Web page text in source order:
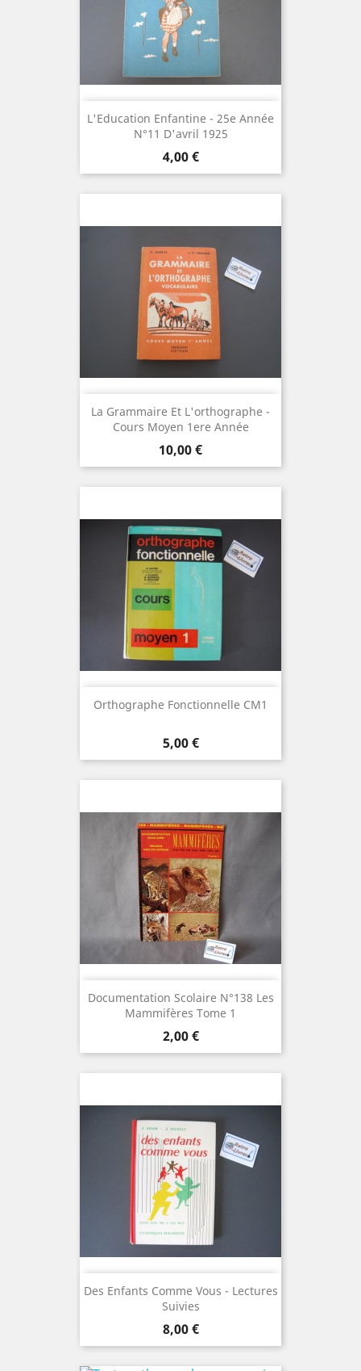
L'Education Enfantine - 25e Année
N°11 D'avril 1925
Prix
4,00 €
La Grammaire Et L'orthographe -
Cours Moyen 1ere Année
Prix
10,00 €
Orthographe Fonctionnelle CM1
Prix
5,00 €
Documentation Scolaire N°138 Les
Mammifères Tome 1
Prix
2,00 €
Des Enfants Comme Vous - Lectures
Suivies
Prix
8,00 €